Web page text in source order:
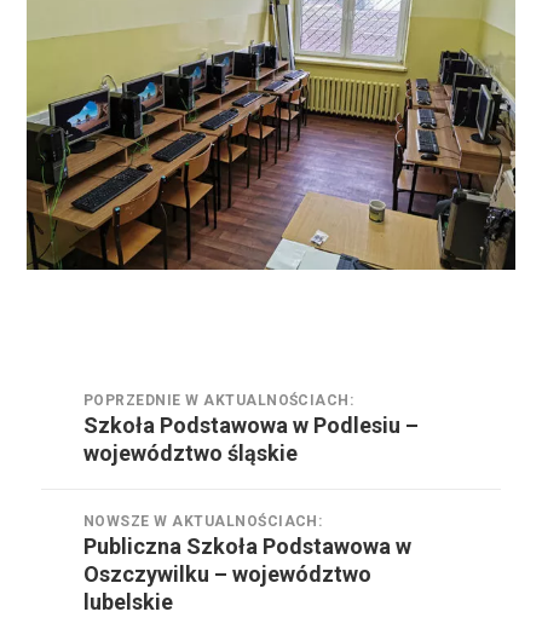
wpisu
POPRZEDNIE W AKTUALNOŚCIACH:
Poprzednie
w
Szkoła Podstawowa w Podlesiu –
województwo śląskie
NOWSZE W AKTUALNOŚCIACH:
Nowsze
w
aktualnościach:
Publiczna Szkoła Podstawowa w
Oszczywilku – województwo
lubelskie